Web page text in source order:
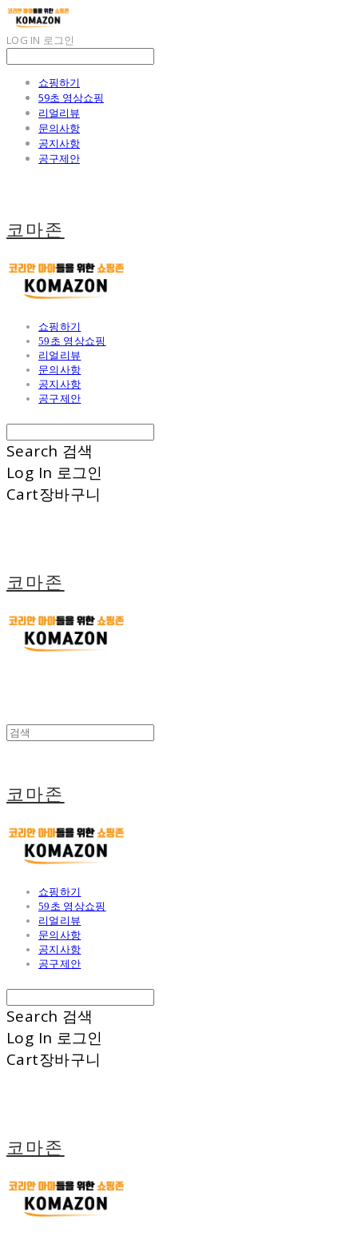
LOG IN 로그인
쇼핑하기
59초 영상쇼핑
리얼리뷰
문의사항
공지사항
공구제안
코마존
쇼핑하기
59초 영상쇼핑
리얼리뷰
문의사항
공지사항
공구제안
Search 검색
Log In 로그인
Cart장바구니
코마존
코마존
쇼핑하기
59초 영상쇼핑
리얼리뷰
문의사항
공지사항
공구제안
Search 검색
Log In 로그인
Cart장바구니
코마존